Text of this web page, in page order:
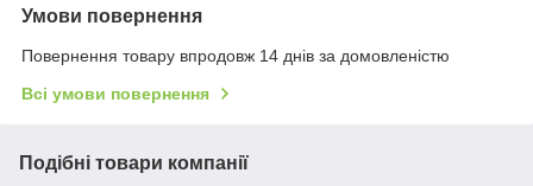
Умови повернення
Повернення товару впродовж 14 днів за домовленістю
Всі умови повернення
Подібні товари компанії